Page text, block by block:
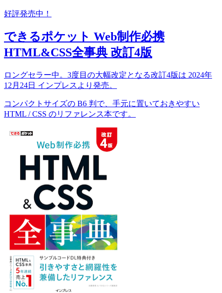
好評発売中！
できるポケット Web制作必携
HTML&CSS全事典 改訂4版
ロングセラー中。3度目の大幅改定となる改訂4版は 2024年
12月24日 インプレスより発売。
コンパクトサイズの B6 判で、手元に置いておきやすい
HTML / CSS のリファレンス本です。